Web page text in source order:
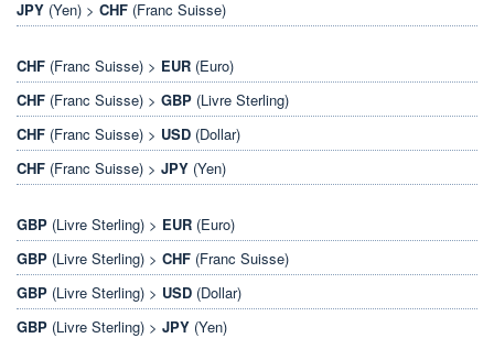
JPY (Yen) > CHF (Franc Suisse)
CHF (Franc Suisse) > EUR (Euro)
CHF (Franc Suisse) > GBP (Livre Sterling)
CHF (Franc Suisse) > USD (Dollar)
CHF (Franc Suisse) > JPY (Yen)
GBP (Livre Sterling) > EUR (Euro)
GBP (Livre Sterling) > CHF (Franc Suisse)
GBP (Livre Sterling) > USD (Dollar)
GBP (Livre Sterling) > JPY (Yen)